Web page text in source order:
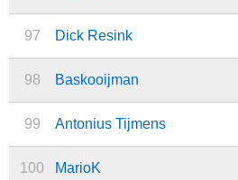
97 Dick Resink
98 Baskooijman
99 Antonius Tijmens
100 MarioK